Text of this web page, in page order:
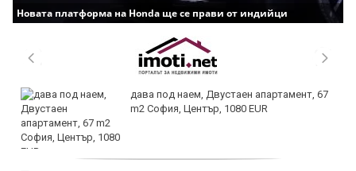
Новата платформа на Honda ще се прави от индийци
дава под наем, Двустаен апартамент, 67
m2 София, Център, 1080 EUR